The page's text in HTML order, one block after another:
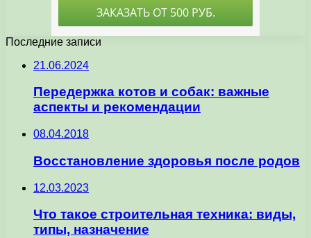
Последние записи
21.06.2024
Передержка котов и собак: важные
аспекты и рекомендации
08.04.2018
Восстановление здоровья после родов
12.03.2023
Что такое строительная техника: виды,
типы, назначение